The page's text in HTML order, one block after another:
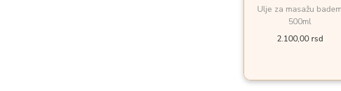
Ulje za masažu badem
500ml
2.100,00 rsd